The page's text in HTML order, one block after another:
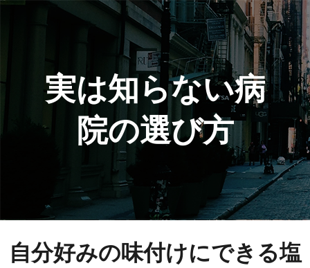
実は知らない病
院の選び方
自分好みの味付けにできる塩